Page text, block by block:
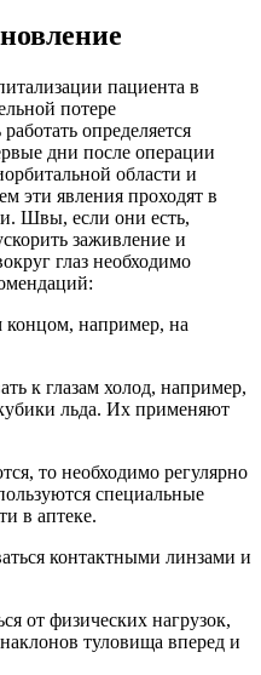
пациента в
потере
определяется
дни после операции
области и
эти явления проходят в
Швы, если они есть,
заживление и
глаз необходимо
например, на
к глазам холод, например,
льда. Их применяют
то необходимо регулярно
специальные
в аптеке.
контактными линзами и
от физических нагрузок,
туловища вперед и